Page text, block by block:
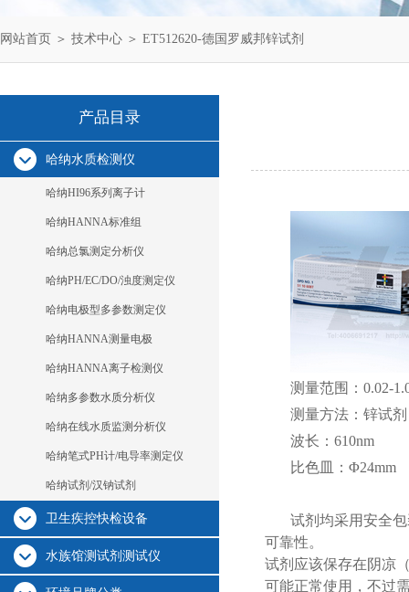
网站首页 ＞ 技术中心 ＞ ET512620-德国罗威邦锌试剂
产品目录
哈纳水质检测仪
哈纳HI96系列离子计
哈纳HANNA标准组
哈纳总氯测定分析仪
哈纳PH/EC/DO/浊度测定仪
哈纳电极型多参数测定仪
哈纳HANNA测量电极
哈纳HANNA离子检测仪
哈纳多参数水质分析仪
哈纳在线水质监测分析仪
哈纳笔式PH计/电导率测定仪
哈纳试剂/汉钠试剂
卫生疾控快检设备
水族馆测试剂测试仪
测量范围：0.02-
测量方法：锌试剂
波长：610nm
比色皿：Φ24mm
试剂均采用安全
可靠性。
试剂应该保存在阴凉
可能正常使用，不过